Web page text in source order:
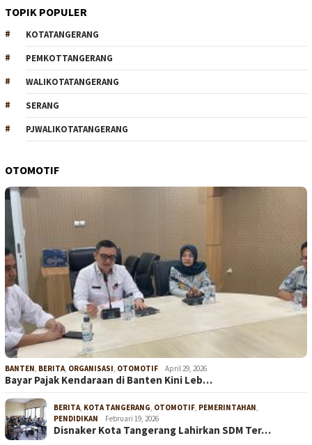
TOPIK POPULER
KOTATANGERANG
PEMKOTTANGERANG
WALIKOTATANGERANG
SERANG
PJWALIKOTATANGERANG
OTOMOTIF
BANTEN BERITA ORGANISASI OTOMOTIF April 29, 2026
Bayar Pajak Kendaraan di Banten Kini Leb…
BERITA KOTA TANGERANG OTOMOTIF PEMERINTAHAN
PENDIDIKAN
Februari 19, 2026
Disnaker Kota Tangerang Lahirkan SDM Ter…